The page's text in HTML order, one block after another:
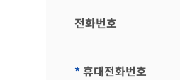
전화번호
*휴대전화번호